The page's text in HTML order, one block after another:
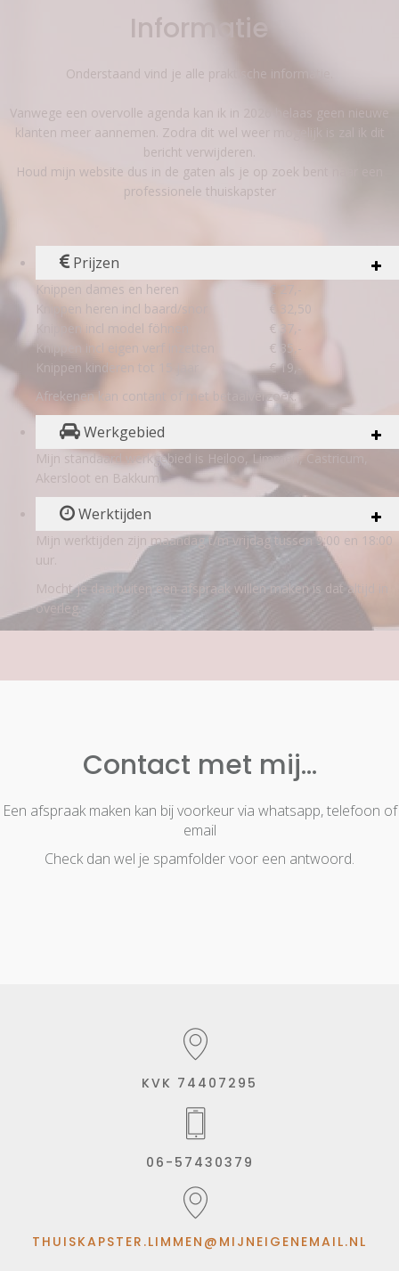
Informatie
Onderstaand vind je alle praktische informatie.
Vanwege een overvolle agenda kan ik in 2026 helaas geen nieuwe
klanten meer aannemen. Zodra dit wel weer mogelijk is zal ik dit
bericht verwijderen.
Houd mijn website dus in de gaten als je op zoek bent naar een
professionele thuiskapster
Prijzen
Knippen dames en heren
Knippen heren incl baard/snor
€ 32,50
Knippen incl model föhnen
€ 37,-
Knippen incl eigen verf inzetten
€ 35,-
Knippen kinderen tot 15 jaar
€ 19,-
Afrekenen kan contant of met betaalverzoek.
Werkgebied
Mijn standaard werkgebied is Heiloo, Limmen, Castricum,
Akersloot en Bakkum.
Werktijden
Mijn werktijden zijn maandag t/m vrijdag tussen 9:00 en 18:00
uur.
Mocht je daarbuiten een afspraak willen maken is dat altijd in
overleg.
Contact met mij...
Een afspraak maken kan bij voorkeur via whatsapp, telefoon of
email
Check dan wel je spamfolder voor een antwoord.
KVK 74407295
06-57430379
THUISKAPSTER.LIMMEN@MIJNEIGENEMAIL.NL